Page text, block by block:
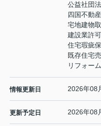
公益社団
四国不動
宅地建物
建設業許
住宅瑕疵
既存住宅
リフォー
情報更新日 2026年08
更新予定日 2026年08